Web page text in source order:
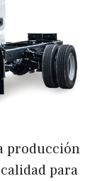
producción
para